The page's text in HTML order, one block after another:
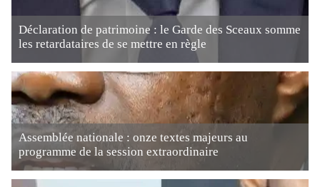
Déclaration de patrimoine : le Garde des Sceaux somme
les retardataires de se mettre en règle
Assemblée nationale : onze textes majeurs au
programme de la session extraordinaire